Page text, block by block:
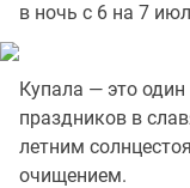
в ночь с 6 на 7
Купала — это
праздников в
летним
очищением.